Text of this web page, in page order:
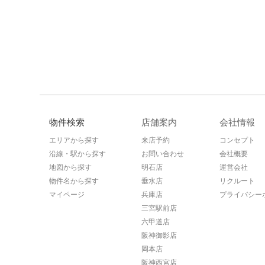
物件検索
エリアから探す
沿線・駅から探す
地図から探す
物件名から探す
マイページ
店舗案内
来店予約
お問い合わせ
明石店
垂水店
兵庫店
三宮駅前店
六甲道店
阪神御影店
岡本店
阪神西宮店
会社情報
コンセプト
会社概要
運営会社
リクルート
プライバシー